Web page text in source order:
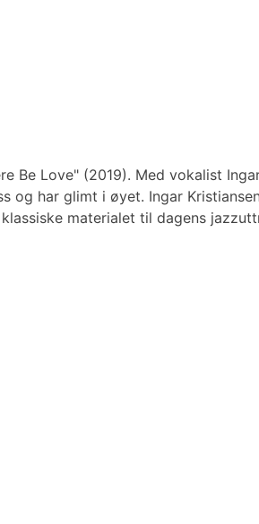
Be Love" (2019). Med vokalist
har glimt i øyet. Ingar
materialet til dagens